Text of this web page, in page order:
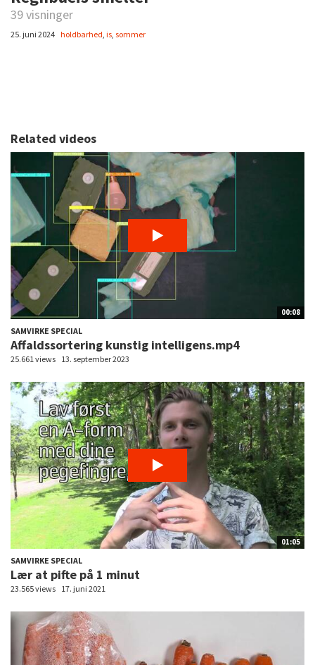
39 visninger
25. juni 2024 holdbarhed, is, sommer
Related videos
00:08
SAMVIRKE SPECIAL
Affaldssortering kunstig intelligens.mp4
25.661 views 13. september 2023
01:05
SAMVIRKE SPECIAL
Lær at pifte på 1 minut
23.565 views 17. juni 2021